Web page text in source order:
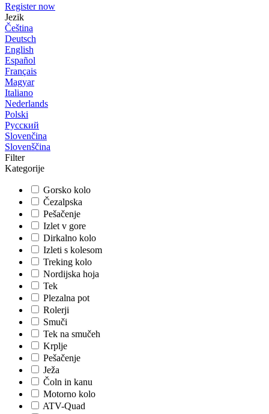
Register now
Jezik
Čeština
Deutsch
English
Español
Français
Magyar
Italiano
Nederlands
Polski
Русский
Slovenčina
Slovenščina
Filter
Kategorije
Gorsko kolo
Čezalpska
Pešačenje
Izlet v gore
Dirkalno kolo
Izleti s kolesom
Treking kolo
Nordijska hoja
Tek
Plezalna pot
Rolerji
Smuči
Tek na smučeh
Krplje
Pešačenje
Ježa
Čoln in kanu
Motorno kolo
ATV-Quad